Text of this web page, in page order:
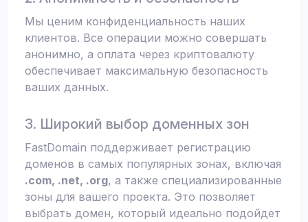
Мы ценим конфиденциальность наших
клиентов. Все операции можно совершать
анонимно, а оплата через криптовалюту
обеспечивает максимальную безопасность
ваших данных.
3. Широкий выбор доменных зон
FastDomain поддерживает регистрацию
доменов в самых популярных зонах, включая
.com, .net, .org, а также специализированные
зоны для вашего проекта. Это позволяет
выбрать домен, который идеально подойдет